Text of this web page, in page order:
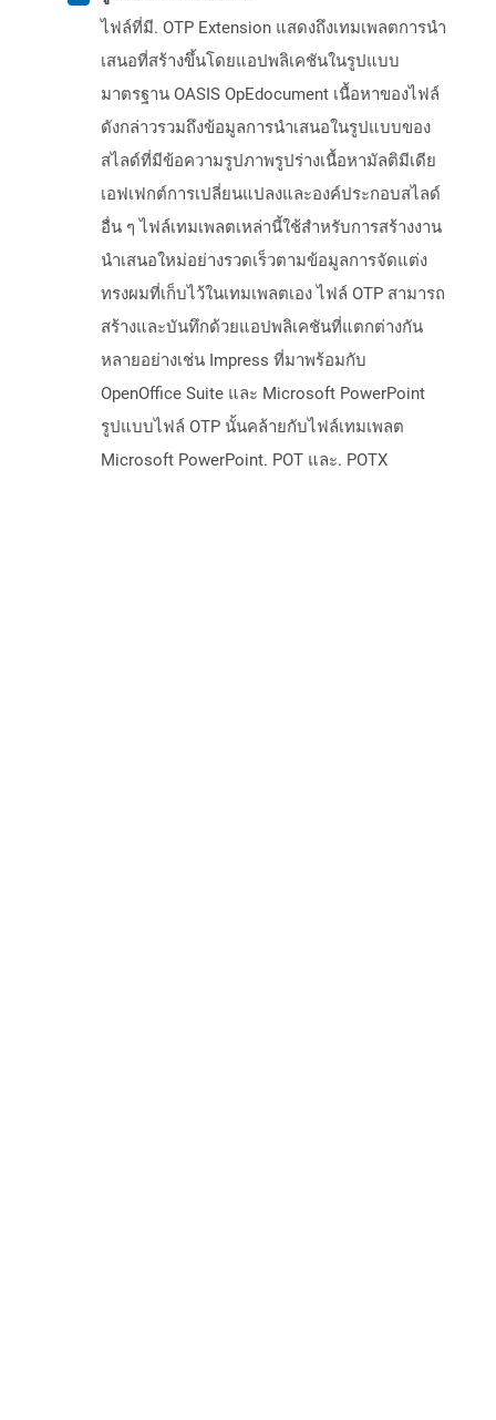
ไฟล์ที่มี. OTP Extension แสดงถึงเทมเพลตการนำ
เสนอที่สร้างขึ้นโดยแอปพลิเคชันในรูปแบบ
มาตรฐาน OASIS OpEdocument เนื้อหาของไฟล์
ดังกล่าวรวมถึงข้อมูลการนำเสนอในรูปแบบของ
สไลด์ที่มีข้อความรูปภาพรูปร่างเนื้อหามัลติมีเดีย
เอฟเฟกต์การเปลี่ยนแปลงและองค์ประกอบสไลด์
อื่น ๆ ไฟล์เทมเพลตเหล่านี้ใช้สำหรับการสร้างงาน
นำเสนอใหม่อย่างรวดเร็วตามข้อมูลการจัดแต่ง
ทรงผมที่เก็บไว้ในเทมเพลตเอง ไฟล์ OTP สามารถ
สร้างและบันทึกด้วยแอปพลิเคชันที่แตกต่างกัน
หลายอย่างเช่น Impress ที่มาพร้อมกับ
OpenOffice Suite และ Microsoft PowerPoint
รูปแบบไฟล์ OTP นั้นคล้ายกับไฟล์เทมเพลต
Microsoft PowerPoint. POT และ. POTX